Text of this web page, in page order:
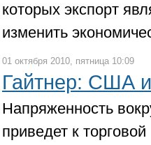
которых экспорт
изменить
01 октября 2010, пятница 10:09
Гайтнер: США и
Напряженность
приведет к